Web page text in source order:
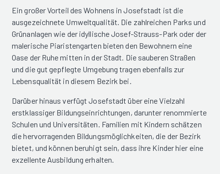
Ein großer Vorteil des Wohnens in Josefstadt ist die
ausgezeichnete Umweltqualität. Die zahlreichen Parks und
Grünanlagen wie der idyllische Josef-Strauss-Park oder der
malerische Piaristengarten bieten den Bewohnern eine
Oase der Ruhe mitten in der Stadt. Die sauberen Straßen
und die gut gepflegte Umgebung tragen ebenfalls zur
Lebensqualität in diesem Bezirk bei.
Darüber hinaus verfügt Josefstadt über eine Vielzahl
erstklassiger Bildungseinrichtungen, darunter renommierte
Schulen und Universitäten. Familien mit Kindern schätzen
die hervorragenden Bildungsmöglichkeiten, die der Bezirk
bietet, und können beruhigt sein, dass ihre Kinder hier eine
exzellente Ausbildung erhalten.